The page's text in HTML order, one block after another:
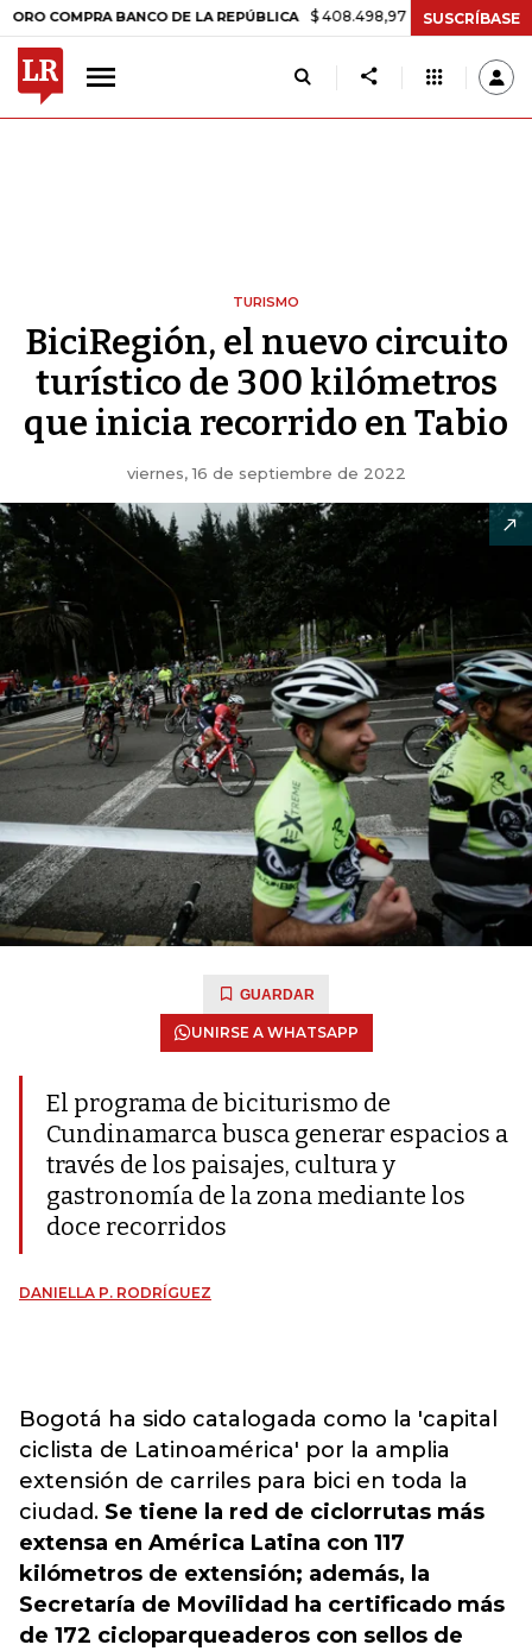
BANCO DE LA REPÚBLICA $ 408.498,97 +$ 8.753,81 +2,19%
SUSCRÍBASE
TURISMO
BiciRegión, el nuevo circuito
turístico de 300 kilómetros
que inicia recorrido en Tabio
viernes, 16 de septiembre de 2022
GUARDAR
UNIRSE A WHATSAPP
El programa de biciturismo de
Cundinamarca busca generar espacios a
través de los paisajes, cultura y
gastronomía de la zona mediante los
doce recorridos
DANIELLA P. RODRÍGUEZ
Bogotá ha sido catalogada como la 'capital
ciclista de Latinoamérica' por la amplia
extensión de carriles para bici en toda la
ciudad. Se tiene la red de ciclorrutas más
extensa en América Latina con 117
kilómetros de extensión; además, la
Secretaría de Movilidad ha certificado más
de 172 cicloparqueaderos con sellos de